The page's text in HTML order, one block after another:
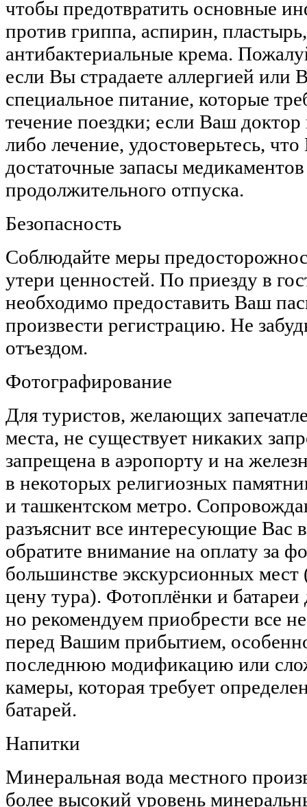
чтобы предотвратить основные
против гриппа, аспирин,
антибактериальные крема.
если Вы страдаете аллергией или
специальное питание, которые
течение поездки; если Ваш
либо лечение, удостоверьтесь,
достаточные запасы
продолжительного отпуска.
Безопасность
Соблюдайте меры
утери ценностей. По приезду в
необходимо предоставить Ваш
произвести регистрацию. Не
отъездом.
Фотографирование
Для туристов, желающих
места, не существует никаких
запрещена в аэропорту и на
в некоторых религиозных
и ташкентском метро.
разъяснит все интересующие Вас
обратите внимание на оплату за
большинстве экскурсионных
цену тура). Фотоплёнки и
но рекомендуем приобрести все
перед Вашим прибытием,
последнюю модификацию или
камеры, которая требует
батарей.
Напитки
Минеральная вода местного
более высокий уровень